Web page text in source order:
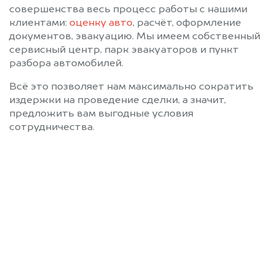
совершенства весь процесс работы с нашими
клиентами: оценку авто, расчёт, оформление
документов, эвакуацию. Мы имеем собственный
сервисный центр, парк эвакуаторов и пункт
разбора автомобилей.
Всё это позволяет нам максимально сократить
издержки на проведение сделки, а значит,
предложить вам выгодные условия
сотрудничества.